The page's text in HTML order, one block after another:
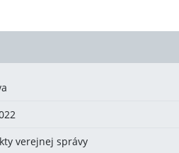
verejnej správy